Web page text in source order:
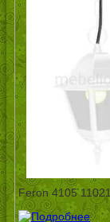
Feron 4105 11021